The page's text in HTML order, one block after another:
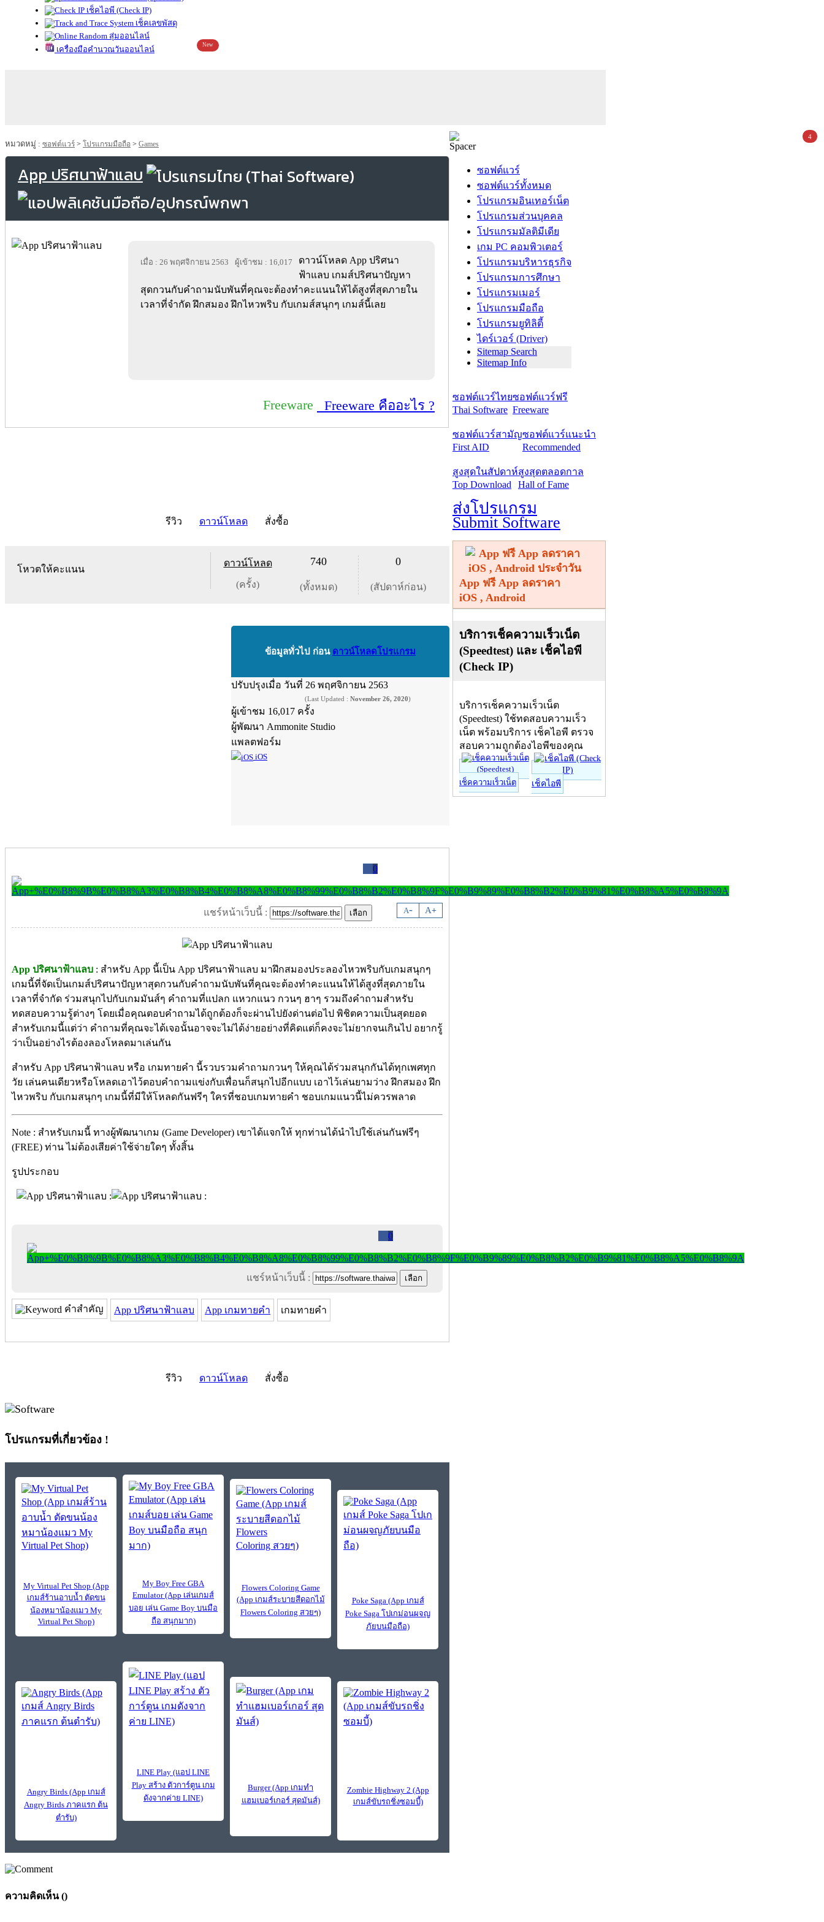
เช็คไอพี (Check IP)
เช็คเลขพัสดุ
สุ่มออนไลน์
เครื่องมือคำนวณวันออนไลน์
New
หมวดหมู่ : ซอฟต์แวร์ > โปรแกรมมือถือ > Games
App ปริศนาฟ้าแลบ
เมื่อ : 26 พฤศจิกายน 2563 ผู้เข้าชม : 16,017
ดาวน์โหลด App ปริศนา
ฟ้าแลบ เกมส์ปริศนาปัญหา
สุดกวนกับคำถามนับพันที่คุณจะต้องทำคะแนนให้ได้สูงที่สุดภายใน
เวลาที่จำกัด ฝึกสมอง ฝึกไหวพริบ กับเกมส์สนุกๆ เกมส์นี้เลย
Freeware Freeware คืออะไร ?
รีวิว ดาวน์โหลด สั่งซื้อ
โหวตให้คะแนน
ดาวน์โหลด
(ครั้ง)
740
(ทั้งหมด)
0
(สัปดาห์ก่อน)
ข้อมูลทั่วไป ก่อน ดาวน์โหลดโปรแกรม
ปรับปรุงเมื่อ วันที่ 26 พฤศจิกายน 2563
(Last Updated : November 26, 2020)
ผู้เข้าชม 16,017 ครั้ง
ผู้พัฒนา Ammonite Studio
แพลตฟอร์ม
iOS
0
A- A+
แชร์หน้าเว็บนี้ :
App ปริศนาฟ้าแลบ : สำหรับ App นี้เป็น App ปริศนาฟ้าแลบ มาฝึกสมองประลองไหวพริบกับเกมสนุกๆ
เกมนี้ที่จัดเป็นเกมส์ปริศนาปัญหาสุดกวนกับคำถามนับพันที่คุณจะต้องทำคะแนนให้ได้สูงที่สุดภายใน
เวลาที่จำกัด ร่วมสนุกไปกับเกมมันส์ๆ คำถามที่แปลก แหวกแนว กวนๆ ฮาๆ รวมถึงคำถามสำหรับ
ทดสอบความรู้ต่างๆ โดยเมื่อคุณตอบคำถามได้ถูกต้องก็จะผ่านไปยังด่านต่อไป พิชิตความเป็นสุดยอด
สำหรับเกมนี้แต่ว่า คำถามที่คุณจะได้เจอนั้นอาจจะไม่ได้ง่ายอย่างที่คิดแต่ก็คงจะไม่ยากจนเกินไป อยากรู้
ว่าเป็นอย่างไรต้องลองโหลดมาเล่นกัน
สำหรับ App ปริศนาฟ้าแลบ หรือ เกมทายคำ นี้รวบรวมคำถามกวนๆ ให้คุณได้ร่วมสนุกกันได้ทุกเพศทุก
วัย เล่นคนเดียวหรือโหลดเอาไว้ตอบคำถามแข่งกับเพื่อนก็สนุกไปอีกแบบ เอาไว้เล่นยามว่าง ฝึกสมอง ฝึก
ไหวพริบ กับเกมสนุกๆ เกมนี้ที่มีให้โหลดกันฟรีๆ ใครที่ชอบเกมทายคำ ชอบเกมแนวนี้ไม่ควรพลาด
Note : สำหรับเกมนี้ ทางผู้พัฒนาเกม (Game Developer) เขาได้แจกให้ ทุกท่านได้นำไปใช้เล่นกันฟรีๆ
(FREE) ท่าน ไม่ต้องเสียค่าใช้จ่ายใดๆ ทั้งสิ้น
รูปประกอบ
0
แชร์หน้าเว็บนี้ :
คำสำคัญ App ปริศนาฟ้าแลบ App เกมทายคำ เกมทายคำ
รีวิว ดาวน์โหลด สั่งซื้อ
โปรแกรมที่เกี่ยวข้อง !
My Virtual Pet Shop (App
เกมส์ร้านอาบน้ำ ตัดขน
น้องหมาน้องแมว My
Virtual Pet Shop)
My Boy Free GBA
Emulator (App เล่นเกมส์
บอย เล่น Game Boy บนมือ
ถือ สนุกมาก)
Flowers Coloring Game
(App เกมส์ระบายสีดอกไม้
Flowers Coloring สวยๆ)
Poke Saga (App เกมส์
Poke Saga โปเกม่อนผจญ
ภัยบนมือถือ)
Angry Birds (App เกมส์
Angry Birds ภาคแรก ต้น
ตำรับ)
LINE Play (แอป LINE
Play สร้าง ตัวการ์ตูน เกม
ดังจากค่าย LINE)
Burger (App เกมทํา
แฮมเบอร์เกอร์ สุดมันส์)
Zombie Highway 2 (App
เกมส์ขับรถชิ่งซอมบี้)
ความคิดเห็น ()
ซอฟต์แวร์
ซอฟต์แวร์ทั้งหมด
โปรแกรมอินเทอร์เน็ต
โปรแกรมส่วนบุคคล
โปรแกรมมัลติมีเดีย
เกม PC คอมพิวเตอร์
โปรแกรมบริหารธุรกิจ
โปรแกรมการศึกษา
โปรแกรมเมอร์
โปรแกรมมือถือ
โปรแกรมยูทิลิตี้
ไดร์เวอร์ (Driver)
Sitemap Search
Sitemap Info
ซอฟต์แวร์ไทย
Thai Software
ซอฟต์แวร์ฟรี
Freeware
ซอฟต์แวร์สามัญ
First AID
ซอฟต์แวร์แนะนำ
Recommended
สูงสุดในสัปดาห์
Top Download
สูงสุดตลอดกาล
Hall of Fame
ส่งโปรแกรม
Submit Software
App ฟรี App ลดราคา
iOS , Android
บริการเช็คความเร็วเน็ต
(Speedtest) และ เช็คไอพี
(Check IP)
บริการเช็คความเร็วเน็ต
(Speedtest) ใช้ทดสอบความเร็ว
เน็ต พร้อมบริการ เช็คไอพี ตรวจ
สอบความถูกต้องไอพีของคุณ
เช็คความเร็วเน็ต เช็คไอพี
4